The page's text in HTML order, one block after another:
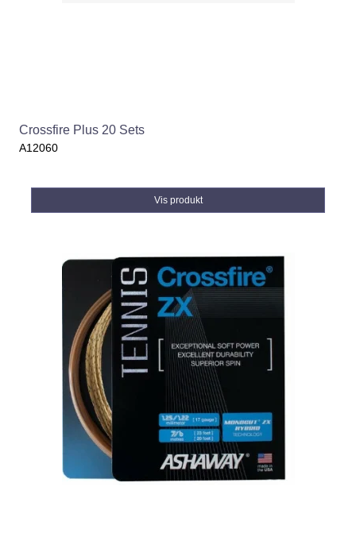
Crossfire Plus 20 Sets
A12060
Vis produkt